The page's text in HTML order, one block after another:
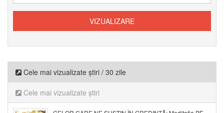
Cele mai vizualizate știri / 30 zile
Cele mai vizualizate știri